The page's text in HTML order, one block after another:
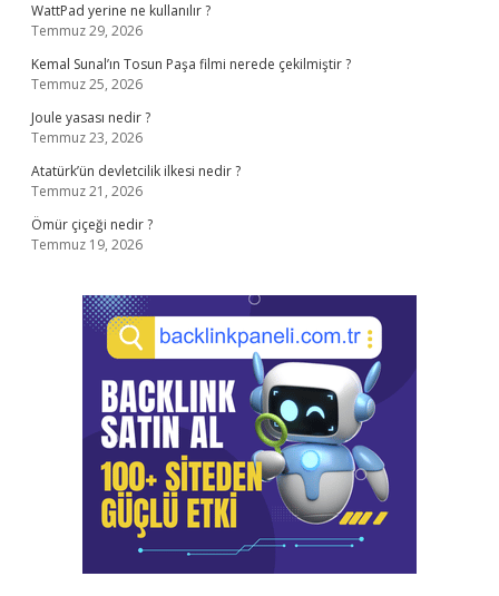
WattPad yerine ne kullanılır ?
Temmuz 29, 2026
Kemal Sunal’ın Tosun Paşa filmi nerede çekilmiştir ?
Temmuz 25, 2026
Joule yasası nedir ?
Temmuz 23, 2026
Atatürk’ün devletcilik ilkesi nedir ?
Temmuz 21, 2026
Ömür çiçeği nedir ?
Temmuz 19, 2026